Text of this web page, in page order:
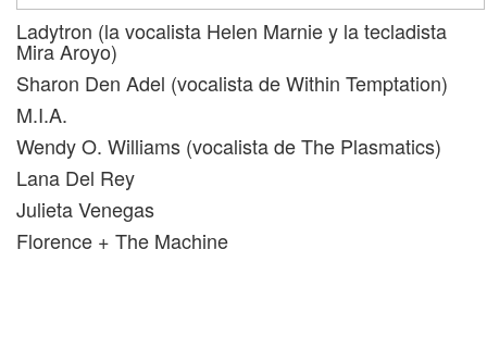
Ladytron (la vocalista Helen Marnie y la tecladista
Mira Aroyo)
Sharon Den Adel (vocalista de Within Temptation)
M.I.A.
Wendy O. Williams (vocalista de The Plasmatics)
Lana Del Rey
Julieta Venegas
Florence + The Machine